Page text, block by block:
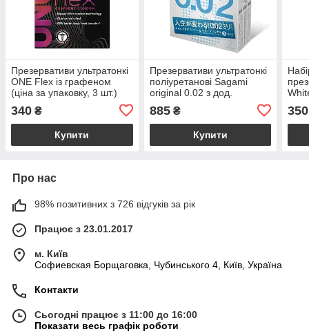
Презервативи ультратонкі
ONE Flex із графеном
(ціна за упаковку, 3 шт.)
340 ₴
Купити
Презервативи ультратонкі
поліуретанові Sagami
original 0.02 з дод.
упаковку, 3 шт)
885₴
Купити
350
Про нас
98% позитивних з 726 відгуків за рік
Працює з 23.01.2017
м. Київ
Софиевская Борщаговка, Чубинського 4, Київ, Україна
Контакти
Сьогодні працює з 11:00 до 16:00
Показати весь графік роботи